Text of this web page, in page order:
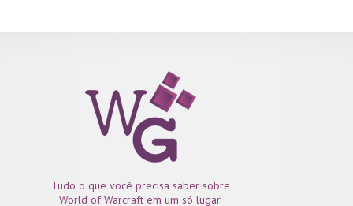
Tudo o que você precisa saber sobre
World of Warcraft em um só lugar.